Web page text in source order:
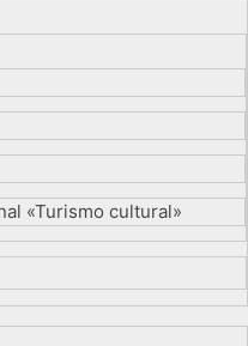
«Turismo cultural»